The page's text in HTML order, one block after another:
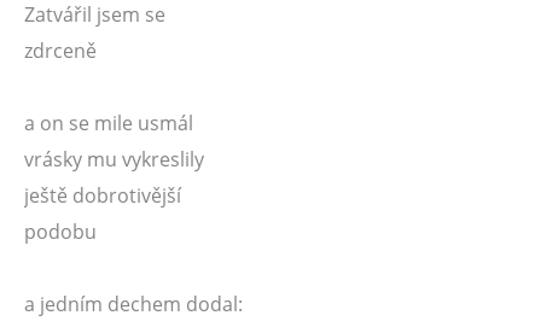
Zatvářil jsem se
zdrceně
a on se mile usmál
vrásky mu vykreslily
ještě dobrotivější
podobu
a jedním dechem dodal: